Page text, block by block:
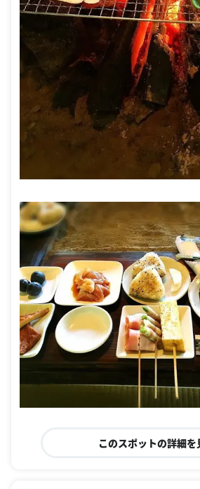
このスポットの詳細を